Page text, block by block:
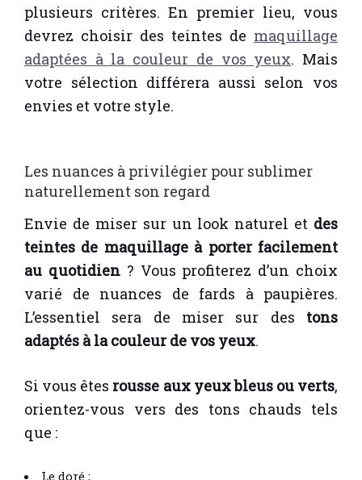
plusieurs critères. En premier lieu, vous
devrez choisir des teintes de maquillage
adaptées à la couleur de vos yeux. Mais
votre sélection différera aussi selon vos
envies et votre style.
Les nuances à privilégier pour sublimer
naturellement son regard
Envie de miser sur un look naturel et des
teintes de maquillage à porter facilement
au quotidien? Vous profiterez d’un choix
varié de nuances de fards à paupières.
L’essentiel sera de miser sur des tons
adaptés à la couleur de vos yeux.
Si vous êtes rousse aux yeux bleus ou verts,
orientez-vous vers des tons chauds tels
que :
Le doré ;